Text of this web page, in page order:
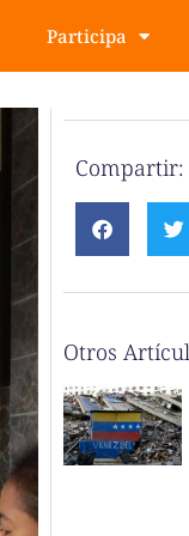
Participa
Compartir:
Otros